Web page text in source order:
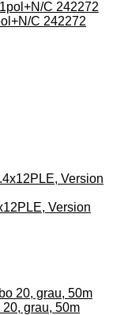
C 242272
Version
grau, 50m